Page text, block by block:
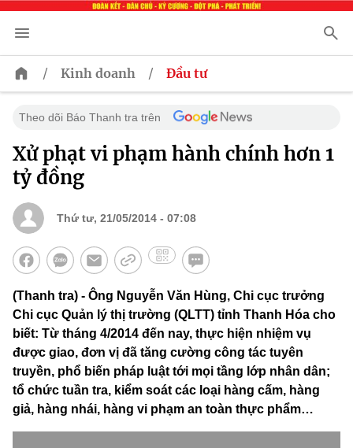
/ Kinh doanh / Đầu tư
Theo dõi Báo Thanh tra trên
Xử phạt vi phạm hành chính hơn 1
tỷ đồng
Thứ tư, 21/05/2014 - 07:08
(Thanh tra) - Ông Nguyễn Văn Hùng, Chi cục trưởng
Chi cục Quản lý thị trường (QLTT) tỉnh Thanh Hóa cho
biết: Từ tháng 4/2014 đến nay, thực hiện nhiệm vụ
được giao, đơn vị đã tăng cường công tác tuyên
truyền, phổ biến pháp luật tới mọi tầng lớp nhân dân;
tổ chức tuần tra, kiểm soát các loại hàng cấm, hàng
giả, hàng nhái, hàng vi phạm an toàn thực phẩm…